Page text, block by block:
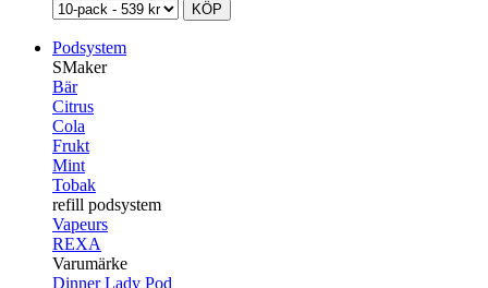
KÖP
Podsystem
SMaker
Bär
Citrus
Cola
Frukt
Mint
Tobak
refill podsystem
Vapeurs
REXA
Varumärke
Dinner Lady Pod